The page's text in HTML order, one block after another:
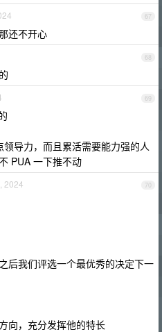
67
还不开心
68
69
领导力，而且累活需要能力强的人
PUA 一下推不动
70
2024
后我们评选一个最优秀的决定下一
向，充分发挥他的特长